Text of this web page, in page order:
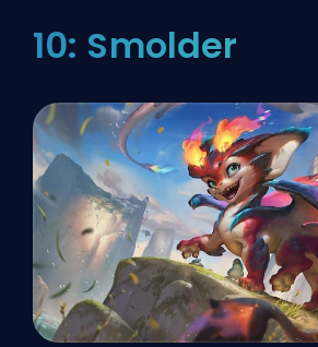
10: Smolder